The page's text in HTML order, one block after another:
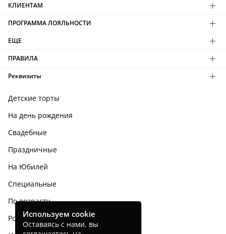
КЛИЕНТАМ
ПРОГРАММА ЛОЯЛЬНОСТИ
ЕЩЕ
ПРАВИЛА
Реквизиты
Детские торты
На день рождения
Свадебные
Праздничные
На Юбилей
Специальные
По возрасту
Родным и близким
Используем cookie
Оставаясь с нами, вы